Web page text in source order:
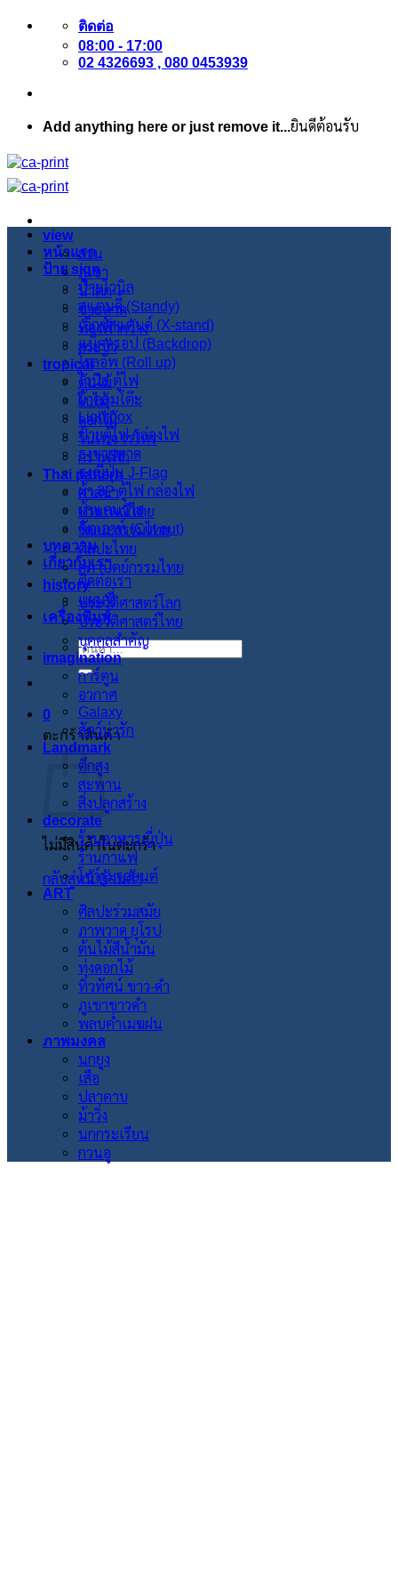
ข้าม
ติดต่อ
08:00 - 17:00
02 4326693 , 080 0453939
Add anything here or just remove it...ยินดีต้อนรับ
หน้าแรก
ป้าย sign
ป้ายไวนิล
สแตนดี้ (Standy)
เอ็กซ์สแตนด์ (X-stand)
แบ็คดรอป (Backdrop)
โรลอัพ (Roll up)
ไวนิล ตู้ไฟ
ผ้าคลุมโต๊ะ
Lightbox
ป้ายตู้ไฟ กล่องไฟ
ธงชายหาด
ธงญี่ปุ่น J-Flag
ผ้า 3P ตู้ไฟ กล่องไฟ
ผ้าแคนวาส
คัตเอาท์ (Cut out)
บทความ
เกี่ยวกับเรา
ติดต่อเรา
แผนที่
เครื่องพิมพ์
ค้นหา:
0
ตะกร้าสินค้า
ไม่มีสินค้าในตะกร้า
กลับสู่หน้าร้านค้า
view
สวน
ภูเขา
น้ำตก
ชายหาด
ท้องฟ้ากว้าง
สระบัว
tropical
ต้นไม้
ใบไม้
ดอกไม้
วินเทจ เรโทร
กราฟฟิก
Thai pattern
ศาสนา
ประเพณีไทย
วัฒนะธรรมไทย
ศิลปะไทย
สภาปัตย์กรรมไทย
history
ประวัติศาสตร์โลก
ประวัติศาสตร์ไทย
บุคคลสำคัญ
imagination
การ์ตูน
อวกาศ
Galaxy
สัตว์น่ารัก
Landmark
ตึกสูง
สะพาน
สิ่งปลูกสร้าง
decorate
ร้านอาหารญี่ปุ่น
ร้านกาแฟ
โชว์รูมรถยนต์
ART
ศิลปะร่วมสมัย
ภาพวาด ยุโรป
ต้นไม้สีน้ำมัน
ทุ่งดอกไม้
ทิวทัศน์ ขาว-ดำ
ภูเขาขาวดำ
พลบค่ำเมฆฝน
ภาพมงคล
นกยูง
เสือ
ปลาคาบ
ม้าวิ่ง
นกกระเรียน
กวนอู